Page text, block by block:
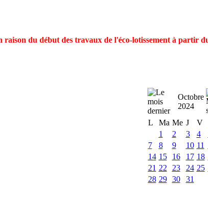
du début des travaux de l'éco-lotissement à partir
Octobre
2024
L
Ma Me J V
1
2 3 4
7
8 9 10 11
14 15 16 17 18
21 22 23 24 25
28 29 30 31